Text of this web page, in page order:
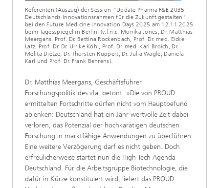
Referenten (Auszug) der Session "Update Pharma F&E 2035 -
Deutschlands Innovationsrahmen für die Zukunft gestalten"
bei den Future Medicine Innovation Days 2025 am 12.11.2025
beim Tagesspiegel in Berlin. (v.l.n.r.: Monika Jones, Dr. Matthias
Meergans, Prof. Dr. Bettina Rockenbach, Prof. Dr. med. Eicke
Latz, Prof. Dr. Dr. Ulrike Köhl, Prof. Dr. med. Karl Broich, Dr.
Melita Dietze, Dr. Thorsten Ruppert, Dr. Julia Wagle, Daniela
Karl und Prof. Dr. Frank Behrens).
Dr. Matthias Meergans, Geschäftsführer
Forschungspolitik des vfa, betont: »Die von PROUD
ermittelten Fortschritte dürfen nicht vom Hauptbefund
ablenken: Deutschland hat ein Jahr wertvolle Zeit dabei
verloren, das Potenzial der hochkarätigen deutschen
Forschung in marktfähige Anwendungen zu überführen.
Eine weitere Verzögerung darf es nicht geben. Doch
erfreulicherweise startet nun die High Tech Agenda
Deutschland. Für die Arbeitsgruppe Biotechnologie, die
dafür in Kürze konstituiert wird, liefert das PROUD